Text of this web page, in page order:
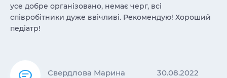
усе добре організовано, немає черг, всі
співробітники дуже ввічливі. Рекомендую! Хороший
педіатр!
Свердлова Марина
30.08.2022